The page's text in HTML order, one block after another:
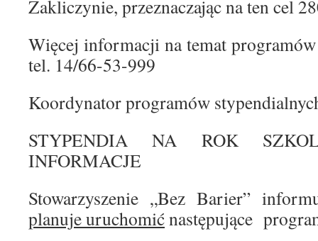
Zakliczynie, przeznaczając na ten cel
Więcej informacji na temat
tel. 14/66-53-999
Koordynator programów
STYPENDIA NA ROK
INFORMACJE
Stowarzyszenie „Bez Barier”
planuje uruchomićnastępujące